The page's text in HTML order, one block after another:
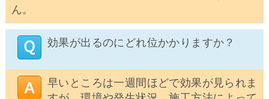
ん。
効果が出るのにどれ位かかりますか？
早いところは一週間ほどで効果が見られま